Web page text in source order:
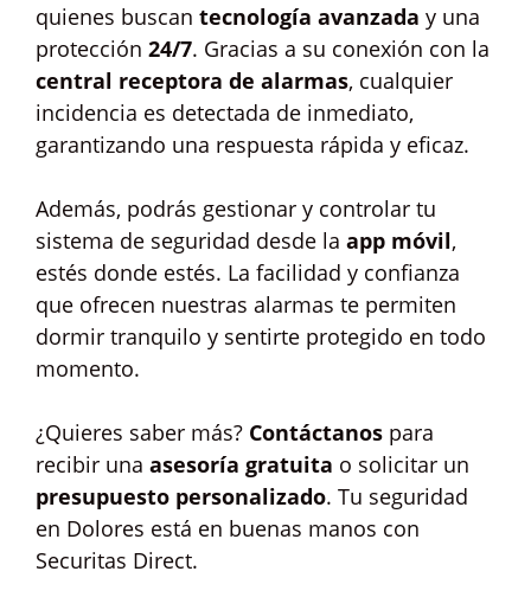
quienes buscan tecnología avanzada y una
protección 24/7. Gracias a su conexión con la
central receptora de alarmas, cualquier
incidencia es detectada de inmediato,
garantizando una respuesta rápida y eficaz.
Además, podrás gestionar y controlar tu
sistema de seguridad desde la app móvil,
estés donde estés. La facilidad y confianza
que ofrecen nuestras alarmas te permiten
dormir tranquilo y sentirte protegido en todo
momento.
¿Quieres saber más? Contáctanos para
recibir una asesoría gratuita o solicitar un
presupuesto personalizado. Tu seguridad
en Dolores está en buenas manos con
Securitas Direct.